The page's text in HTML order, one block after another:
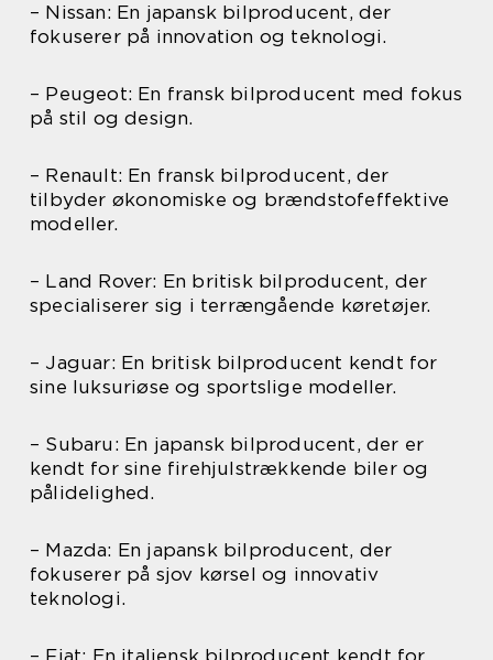
– Nissan: En japansk bilproducent, der
fokuserer på innovation og teknologi.
– Peugeot: En fransk bilproducent med fokus
på stil og design.
– Renault: En fransk bilproducent, der
tilbyder økonomiske og brændstofeffektive
modeller.
– Land Rover: En britisk bilproducent, der
specialiserer sig i terrængående køretøjer.
– Jaguar: En britisk bilproducent kendt for
sine luksuriøse og sportslige modeller.
– Subaru: En japansk bilproducent, der er
kendt for sine firehjulstrækkende biler og
pålidelighed.
– Mazda: En japansk bilproducent, der
fokuserer på sjov kørsel og innovativ
teknologi.